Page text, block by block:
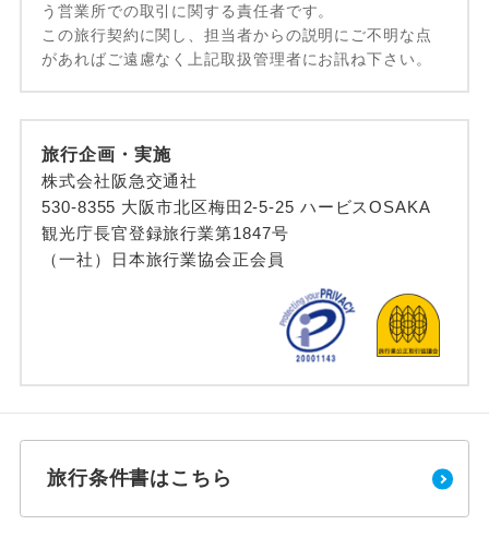
う営業所での取引に関する責任者です。
この旅行契約に関し、担当者からの説明にご不明な点
があればご遠慮なく上記取扱管理者にお訊ね下さい。
旅行企画・実施
株式会社阪急交通社
530-8355 大阪市北区梅田2-5-25 ハービスOSAKA
観光庁長官登録旅行業第1847号
（一社）日本旅行業協会正会員
旅行条件書はこちら